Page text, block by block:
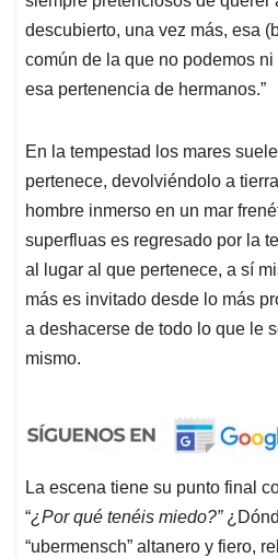
descubierto, una vez más, esa
común de la que no podemos
esa pertenencia de hermanos.”
En la tempestad los mares
pertenece, devolviéndolo a
hombre inmerso en un mar
superfluas es regresado por la
al lugar al que pertenece, a sí
más es invitado desde lo más
a deshacerse de todo lo que le
mismo.
La escena tiene su punto final
“¿Por qué tenéis miedo?”
“ubermensch” altanero y fiero,